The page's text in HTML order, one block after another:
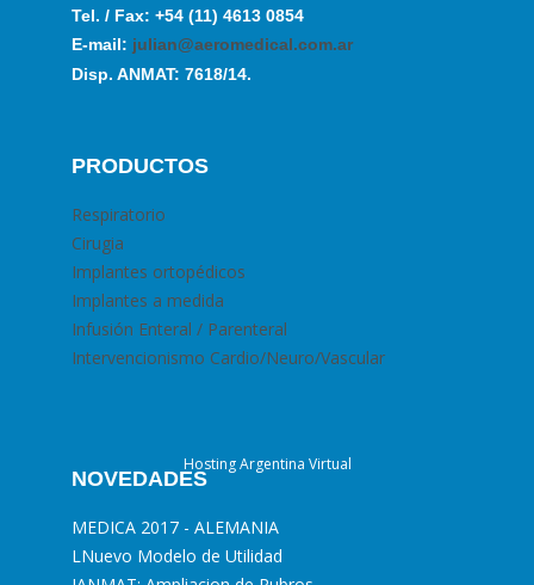
Tel. / Fax: +54 (11) 4613 0854
E-mail: julian@aeromedical.com.ar
Disp. ANMAT: 7618/14.
PRODUCTOS
Respiratorio
Cirugia
Implantes ortopédicos
Implantes a medida
Infusión Enteral / Parenteral
Intervencionismo Cardio/Neuro/Vascular
NOVEDADES
MEDICA 2017 - ALEMANIA
LNuevo Modelo de Utilidad
Hosting Argentina Virtual